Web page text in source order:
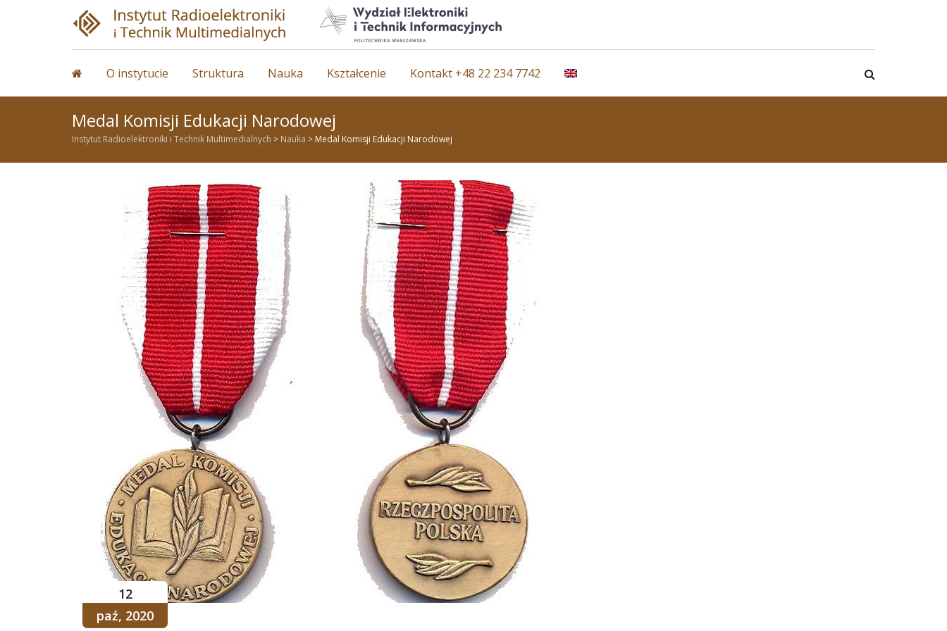
O instytucie Struktura Nauka Kształcenie Kontakt +48 22 234 7742
Medal Komisji Edukacji Narodowej
Instytut Radioelektroniki i Technik Multimedialnych > Nauka > Medal Komisji Edukacji Narodowej
12
paź, 2020